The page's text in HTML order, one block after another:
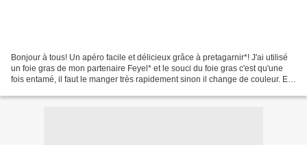
Bonjour à tous! Un apéro facile et délicieux grâce à pretagarnir*! J'ai utilisé
un foie gras de mon partenaire Feyel* et le souci du foie gras c'est qu'une
fois entamé, il faut le manger très rapidement sinon il change de couleur. Et